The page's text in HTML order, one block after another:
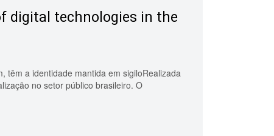
digital technologies in the
têm a identidade mantida em sigiloRealizada
no setor público brasileiro. O